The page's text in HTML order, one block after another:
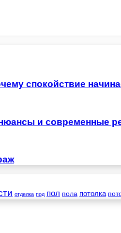
спокойствие
и современные
отделка под пол пола потолка